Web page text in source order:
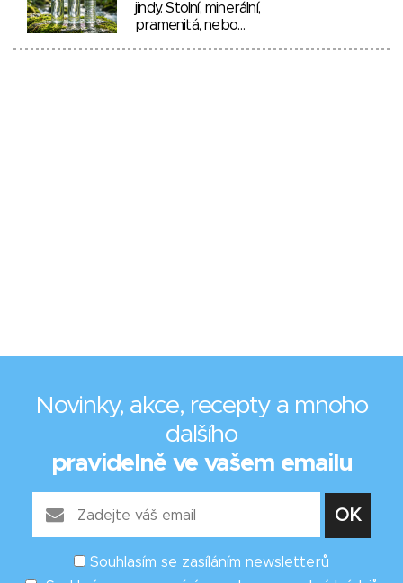
jindy. Stolní, minerální,
pramenitá, nebo…
Novinky, akce, recepty a mnoho
dalšího
pravidelně ve vašem emailu
Souhlasím se zasíláním newsletterů